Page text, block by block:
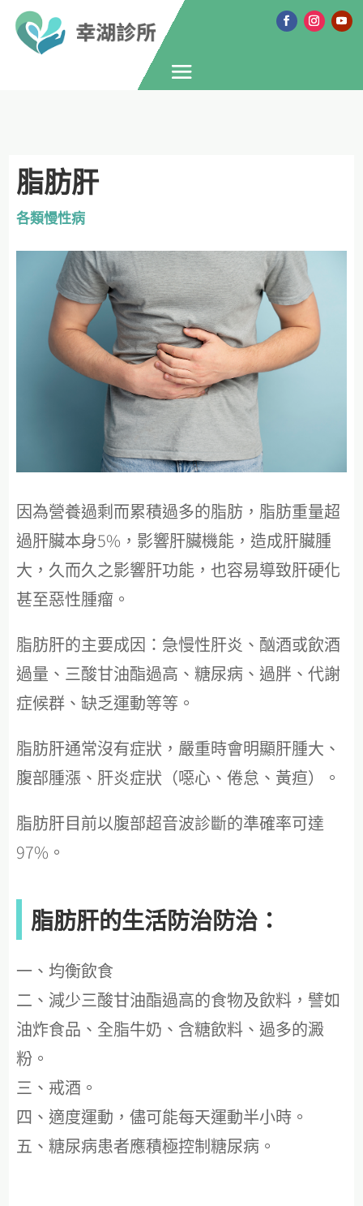
脂肪肝
各類慢性病
因為營養過剩而累積過多的脂肪，脂肪重量超
過肝臟本身5%，影響肝臟機能，造成肝臟腫
大，久而久之影響肝功能，也容易導致肝硬化
甚至惡性腫瘤。
脂肪肝的主要成因：急慢性肝炎、酗酒或飲酒
過量、三酸甘油酯過高、糖尿病、過胖、代謝
症候群、缺乏運動等等。
脂肪肝通常沒有症狀，嚴重時會明顯肝腫大、
腹部腫漲、肝炎症狀（噁心、倦怠、黃疸）。
脂肪肝目前以腹部超音波診斷的準確率可達
97%。
脂肪肝的生活防治防治：
一、均衡飲食
二、減少三酸甘油酯過高的食物及飲料，譬如
油炸食品、全脂牛奶、含糖飲料、過多的澱
粉。
三、戒酒。
四、適度運動，儘可能每天運動半小時。
五、糖尿病患者應積極控制糖尿病。